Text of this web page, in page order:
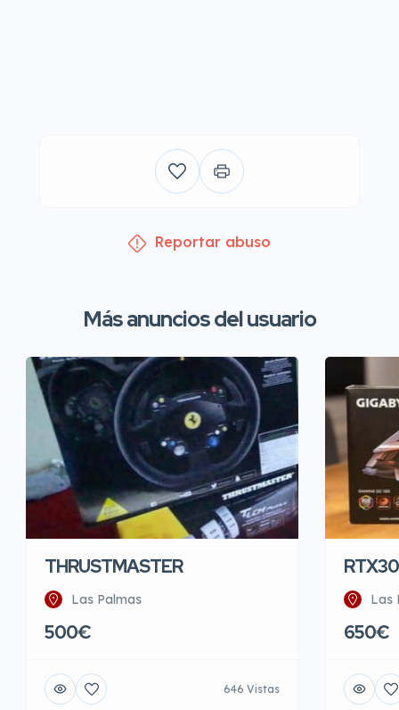
Reportar abuso
Más anuncios del usuario
THRUSTMASTER
Las Palmas
500€
646 Vistas
Las
650€